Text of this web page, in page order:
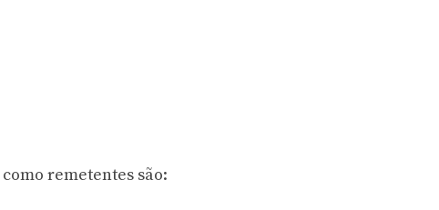
remetentes são: